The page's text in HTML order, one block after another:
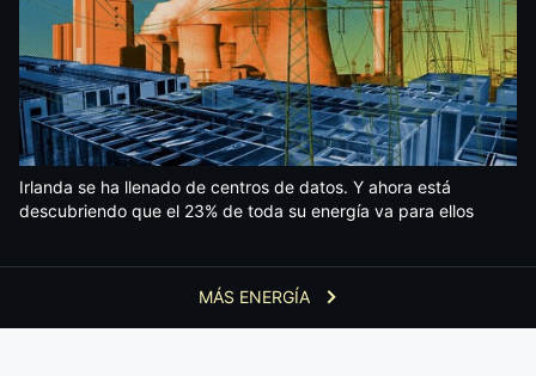
MÁS ENERGÍA
Irlanda se ha llenado de centros de datos. Y ahora está
descubriendo que el 23% de toda su energía va para ellos